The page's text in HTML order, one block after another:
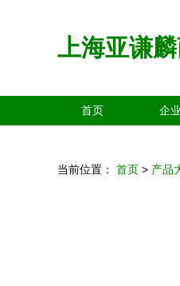
上海亚谦
首页 企
当前位置： 首页 > 产品